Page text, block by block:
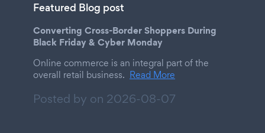
Featured Blog post
Converting Cross-Border Shoppers During
Black Friday & Cyber Monday
Online commerce is an integral part of the
overall retail business. Read More
Posted by on 2026-08-07